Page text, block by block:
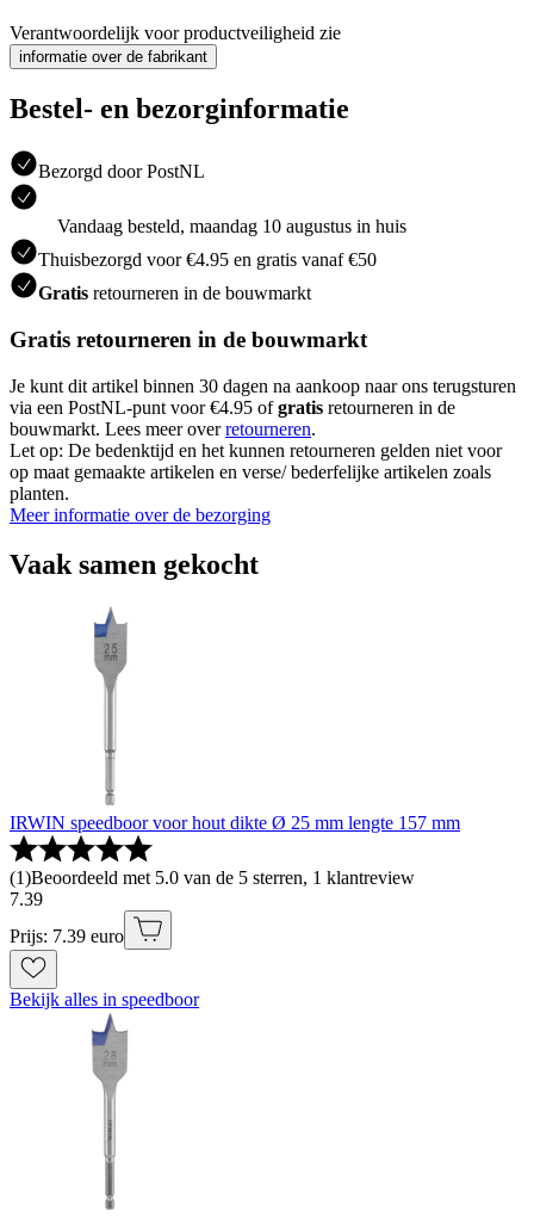
Verantwoordelijk voor productveiligheid zie
informatie over de fabrikant
Bestel- en bezorginformatie
Bezorgd door PostNL
Vandaag besteld, maandag 10 augustus in huis
Thuisbezorgd voor €4.95 en gratis vanaf €50
Gratis retourneren in de bouwmarkt
Gratis retourneren in de bouwmarkt
Je kunt dit artikel binnen 30 dagen na aankoop naar ons terugsturen
via een PostNL-punt voor €4.95 ofgratis retourneren in de
bouwmarkt. Lees meer overretourneren.
Let op: De bedenktijd en het kunnen retourneren gelden niet voor
op maat gemaakte artikelen en verse/ bederfelijke artikelen zoals
planten.
Meer informatie over de bezorging
Vaak samen gekocht
IRWIN speedboor voor hout dikte Ø 25 mm lengte 157 mm
(1)Beoordeeld met 5.0 van de 5 sterren, 1 klantreview
7.39
Prijs: 7.39 euro
Bekijk alles in speedboor